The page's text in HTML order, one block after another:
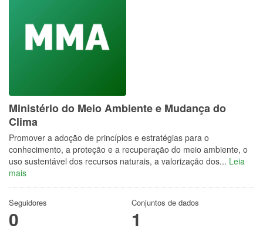
Ministério do Meio Ambiente e Mudança do
Clima
Promover a adoção de princípios e estratégias para o
conhecimento, a proteção e a recuperação do meio ambiente, o
uso sustentável dos recursos naturais, a valorização dos... Leia
mais
Seguidores
0
Conjuntos de dados
1